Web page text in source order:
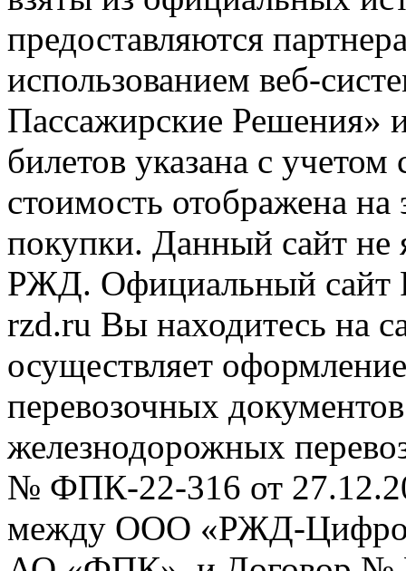
предоставляются
использованием веб-
Пассажирские
билетов указана с
стоимость отображена
покупки. Данный сайт не
РЖД. Официальный сайт
rzd.ru Вы находитесь на
осуществляет
перевозочных
железнодорожных
№ ФПК-22-316 от
между ООО «РЖД-